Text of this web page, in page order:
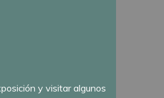
y visitar algunos